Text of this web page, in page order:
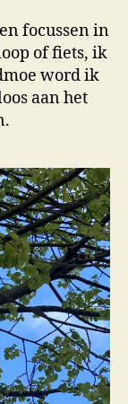
focussen in
of fiets, ik
word ik
aan het